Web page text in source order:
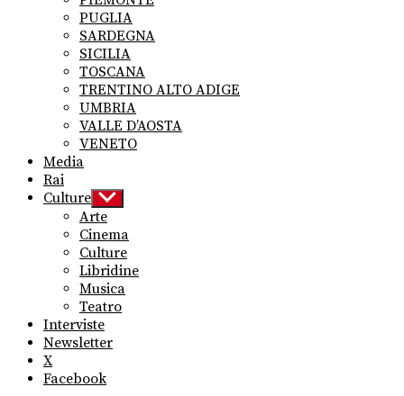
PUGLIA
SARDEGNA
SICILIA
TOSCANA
TRENTINO ALTO ADIGE
UMBRIA
VALLE D’AOSTA
VENETO
Media
Rai
Culture Show
sub
menu
Arte
Cinema
Culture
Libridine
Musica
Teatro
Interviste
Newsletter
X
Facebook